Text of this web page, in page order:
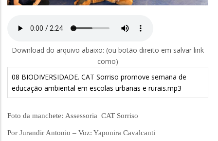
Download do arquivo abaixo: (ou botão direito em salvar link
como)
08 BIODIVERSIDADE. CAT Sorriso promove semana de
educação ambiental em escolas urbanas e rurais.mp3
Foto da manchete: Assessoria CAT Sorriso
Por Jurandir Antonio – Voz: Yaponira Cavalcanti